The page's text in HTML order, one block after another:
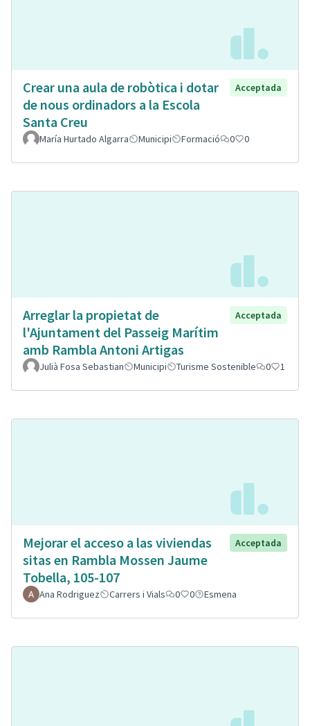
Crear una aula de robòtica i dotar
de nous ordinadors a la Escola
Santa Creu
Acceptada
María Hurtado Algarra Municipi Formació 0 0
Arreglar la propietat de
l'Ajuntament del Passeig Marítim
amb Rambla Antoni Artigas
Acceptada
Julià Fosa Sebastian Municipi Turisme Sostenible 0 1
Mejorar el acceso a las viviendas
sitas en Rambla Mossen Jaume
Tobella, 105-107
Acceptada
Ana Rodriguez Carrers i Vials 0 0 Esmena